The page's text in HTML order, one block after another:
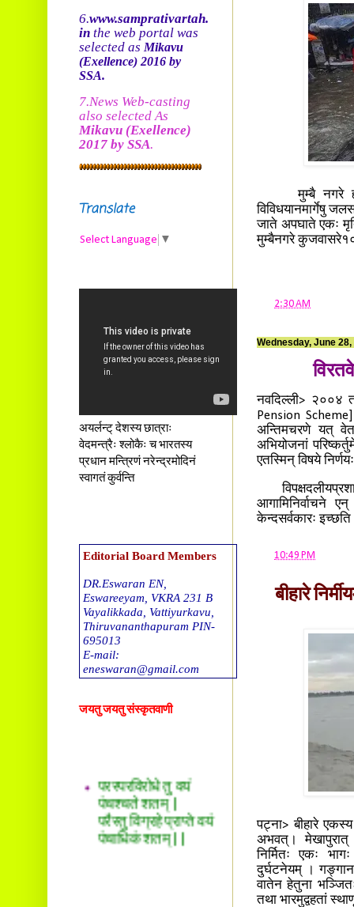
मुम्बै नगरे ह्यः
विविधयानमार्गेषु
जाते अपघाते एकः
मुम्बैनगरे
2:30 AM
Wednesday, June 28,
नवदिल्ली> २००४
Pension
अन्तिमचरणे यत्
अभियोजनां
एतस्मिन् विषये
आगामिनिर्वाचने
केन्दसर्वकारः
10:49 PM
बीहारे
पट्ना> बीहारे एकस्य
अभवत्। मेखापुरात्
निर्मितः एकः
दुर्घटनेयम् ।
वातेन हेतुना
तथा भारमुद्वहतां
6.www.samprativartah.
in the web portal was
selected asMikavu
(Exellence)2016 by
SSA.
7.News Web-casting
also selected As
Mikavu (Exellence)
2017 by SSA.
Translate
Select Language ▼
अयर्लन्ट् देशस्य छात्राः
वेदमन्त्रैः श्लोकैः च भारतस्य
प्रधान मन्त्रिणं नरेन्द्रमोदिनं
स्वागतं कुर्वन्ति
Editorial Board Members
DR.Eswaran EN,
Eswareeyam, VKRA 231 B
Vayalikkada, Vattiyurkavu,
Thiruvananthapuram PIN-
695013
E-mail:
eneswaran@gmail.com
Tholalil, Okkal 683550. E-
Thachappillil House, Kalady
P O -683578
E-mail:
drsreepradeep@gmail.com
जयतु जयतु संस्कृतवाणी
पंचश्चते शतम् |
परैस्तु विग्रहे प्राप्ते वयं
पंचाधिकं शतम् ||